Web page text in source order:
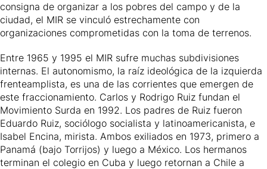
consigna de organizar a los pobres del campo y de la
ciudad, el MIR se vinculó estrechamente con
organizaciones comprometidas con la toma de terrenos.
Entre 1965 y 1995 el MIR sufre muchas subdivisiones
internas. El autonomismo, la raíz ideológica de la izquierda
frenteamplista, es una de las corrientes que emergen de
este fraccionamiento. Carlos y Rodrigo Ruiz fundan el
Movimiento Surda en 1992. Los padres de Ruiz fueron
Eduardo Ruiz, sociólogo socialista y latinoamericanista, e
Isabel Encina, mirista. Ambos exiliados en 1973, primero a
Panamá (bajo Torrijos) y luego a México. Los hermanos
terminan el colegio en Cuba y luego retornan a Chile a